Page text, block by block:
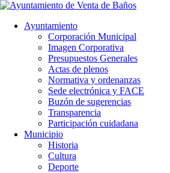
Ayuntamiento
Corporación Municipal
Imagen Corporativa
Presupuestos Generales
Actas de plenos
Normativa y ordenanzas
Sede electrónica y FACE
Buzón de sugerencias
Transparencia
Participación cuidadana
Municipio
Historia
Cultura
Deporte